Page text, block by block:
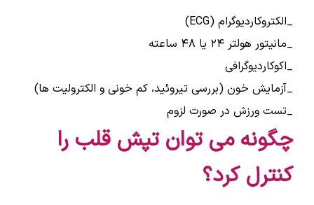
_الکتروکاردیوگرام (ECG)
_مانیتور هولتر ۲۴ یا ۴۸ ساعته
_اکوکاردیوگرافی
_آزمایش خون (بررسی تیروئید، کم خونی و الکترولیت ها)
_تست ورزش در صورت لزوم
چگونه می توان تپش قلب را
کنترل کرد؟